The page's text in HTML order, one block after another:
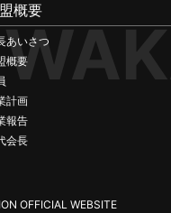
概要
あいさつ
概要
計画
報告
会長
OFFICIAL WEBSITE